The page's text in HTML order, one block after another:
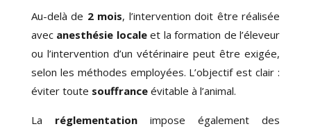
Au-delà de 2 mois, l’intervention doit être réalisée
avecanesthésie localeet la formation de l’éleveur
ou l’intervention d’un vétérinaire peut être exigée,
selon les méthodes employées. L’objectif est clair :
éviter toute souffranceévitable à l’animal.
La réglementationimpose également des